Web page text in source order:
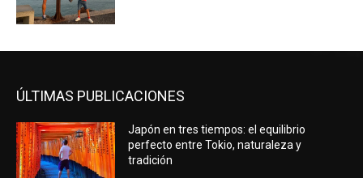
ÚLTIMAS PUBLICACIONES
Japón en tres tiempos: el equilibrio
perfecto entre Tokio, naturaleza y
tradición